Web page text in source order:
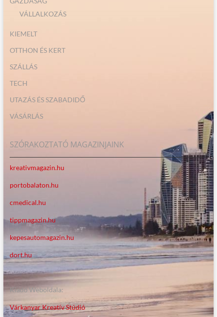
VÁLLALKOZÁS
KIEMELT
OTTHON ÉS KERT
SZÁLLÁS
TECH
UTAZÁS ÉS SZABADIDŐ
VÁSÁRLÁS
SZÓRAKOZTATÓ MAGAZINJAINK
kreativmagazin.hu
portobalaton.hu
cmedical.hu
tippmagazin.hu
kepesautomagazin.hu
dort.hu
Kiadó Weboldala:
Várkanyar Kreatív Stúdió